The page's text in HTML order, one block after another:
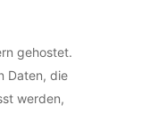
gehostet.
Daten, die
werden,